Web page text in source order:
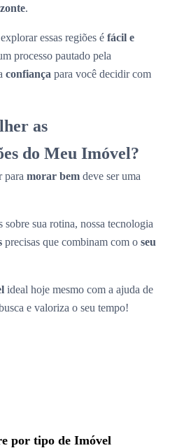
.
essas regiões é fácil e
processo pautado pela
confiança para você decidir com
as
do Meu Imóvel?
para morar bem deve ser uma
sobre sua rotina, nossa tecnologia
precisas que combinam com o seu
ideal hoje mesmo com a ajuda de
e valoriza o seu tempo!
por tipo de Imóvel